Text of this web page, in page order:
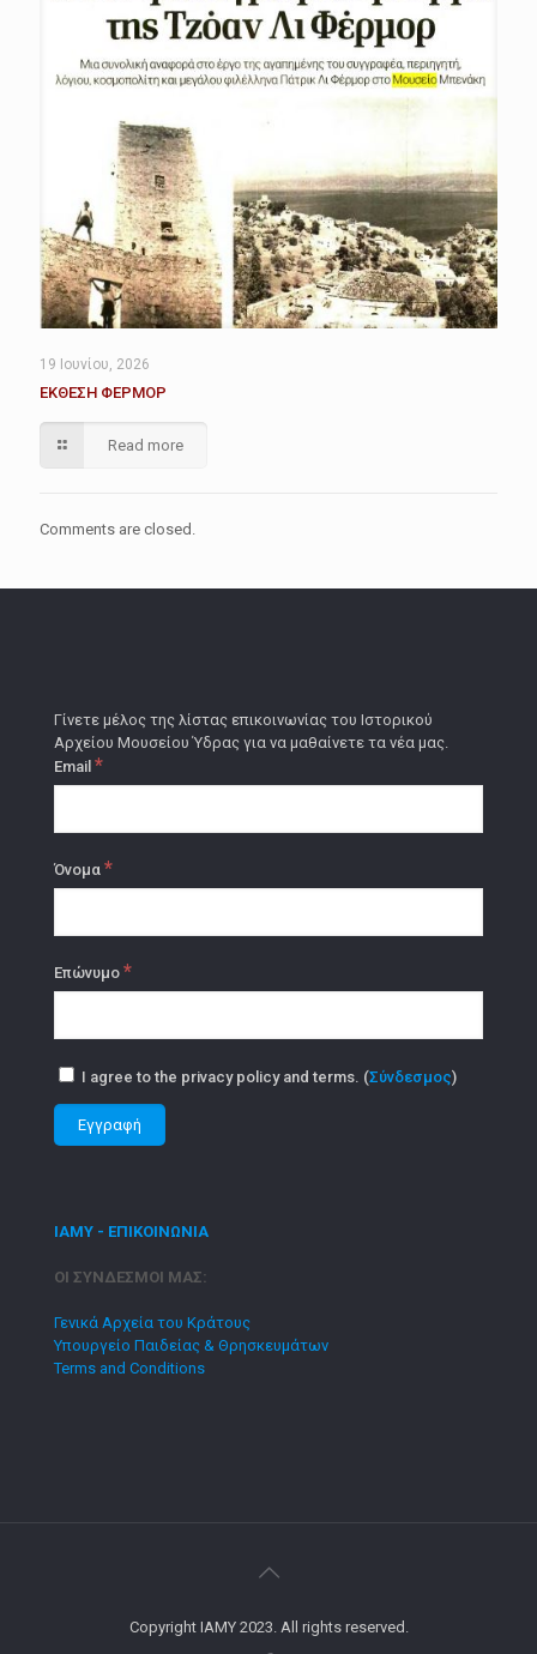
19 Ιουνίου, 2026
ΕΚΘΕΣΗ ΦΕΡΜΟΡ
Read more
Comments are closed.
Γίνετε μέλος της λίστας επικοινωνίας του Ιστορικού
Αρχείου Μουσείου Ύδρας για να μαθαίνετε τα νέα μας.
Email *
Όνομα *
Επώνυμο *
I agree to the privacy policy and terms. (Σύνδεσμος)
ΙΑΜΥ - ΕΠΙΚΟΙΝΩΝΙΑ
ΟΙ ΣΥΝΔΕΣΜΟΙ ΜΑΣ:
Γενικά Αρχεία του Κράτους
Υπουργείο Παιδείας & Θρησκευμάτων
Terms and Conditions
Copyright IAMY 2023. All rights reserved.